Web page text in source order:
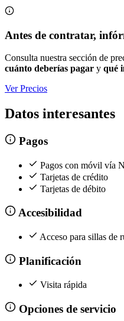
Antes de contratar,
Consulta nuestra sección de
cuánto deberías pagar y qué
Ver Precios
Datos interesantes
Pagos
Pagos con móvil vía
Tarjetas de crédito
Tarjetas de débito
Accesibilidad
Acceso para sillas de
Planificación
Visita rápida
Opciones de servicio